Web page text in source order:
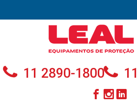
11 2890-1800